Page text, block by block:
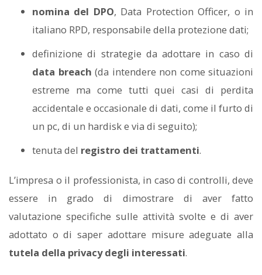
nomina del DPO, Data Protection Officer, o in
italiano RPD, responsabile della protezione dati;
definizione di strategie da adottare in caso di
data breach (da intendere non come situazioni
estreme ma come tutti quei casi di perdita
accidentale e occasionale di dati, come il furto di
un pc, di un hardisk e via di seguito);
tenuta del registro dei trattamenti.
L’impresa o il professionista, in caso di controlli, deve
essere in grado di dimostrare di aver fatto
valutazione specifiche sulle attività svolte e di aver
adottato o di saper adottare misure adeguate alla
tutela della privacy degli interessati.